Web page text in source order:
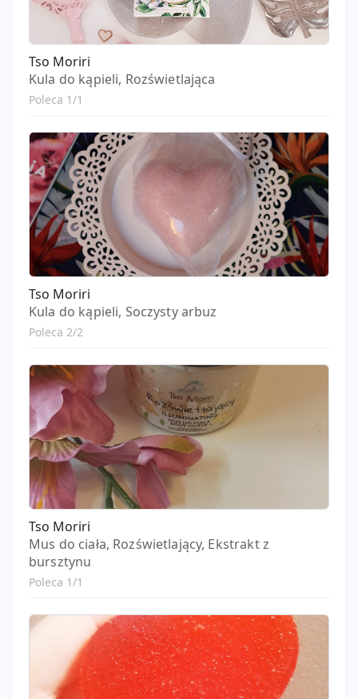
Tso Moriri
Kula do kąpieli, Rozświetlająca
Poleca 1/1
Tso Moriri
Kula do kąpieli, Soczysty arbuz
Poleca 2/2
Tso Moriri
Mus do ciała, Rozświetlający, Ekstrakt z
bursztynu
Poleca 1/1